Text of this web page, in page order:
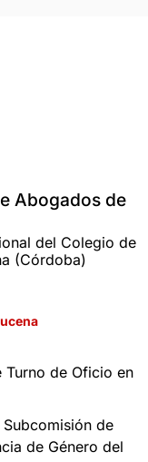
Abogados de
del Colegio de
(Córdoba)
Turno de Oficio en
de
de Género del